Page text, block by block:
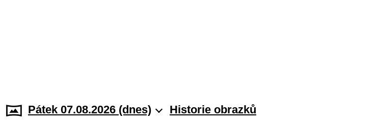
Pátek 07.08.2026 (dnes) Historie obrazků